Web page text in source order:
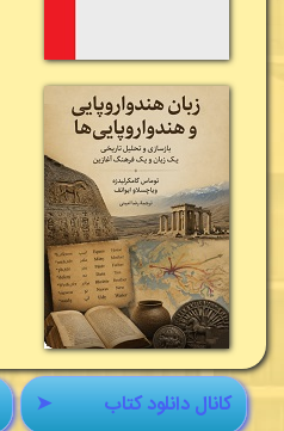
➤ کانال دانلود کتاب